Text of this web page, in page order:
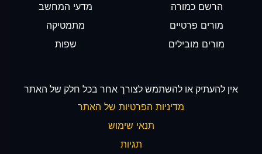
הרשם כמורה
מורים פרטיים
מורים מובילים
מדעי המחשב
מתמטיקה
שפות
אין להעתיק או להשתמש לצורך אחר בכל חלק של האתר
מדיניות הפרטיות של האתר
תנאי שימוש
תגיות